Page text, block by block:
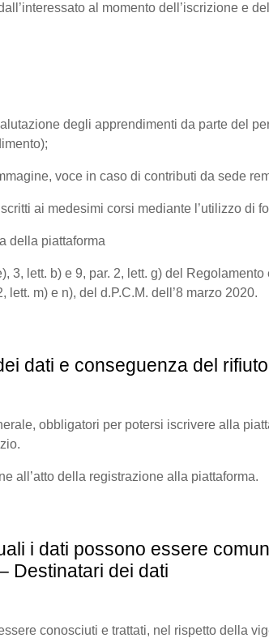
al momento dell’iscrizione e
degli apprendimenti da parte del
voce in caso di contributi da sede
ai medesimi corsi mediante l’utilizzo di
piattaforma
3, lett. b) e 9, par. 2, lett. g) del
m) e n), del d.P.C.M. dell’8 marzo 2020.
dati e conseguenza del rifiuto
obbligatori per potersi iscrivere alla
all’atto della registrazione alla piattaforma.
i dati possono essere
Destinatari dei dati
conosciuti e trattati, nel rispetto della